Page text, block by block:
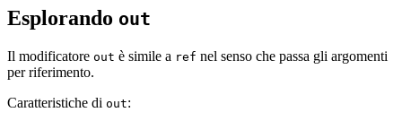
Esplorando out
Il modificatore out è simile a ref nel senso che passa gli argomenti
per riferimento.
Caratteristiche di out: